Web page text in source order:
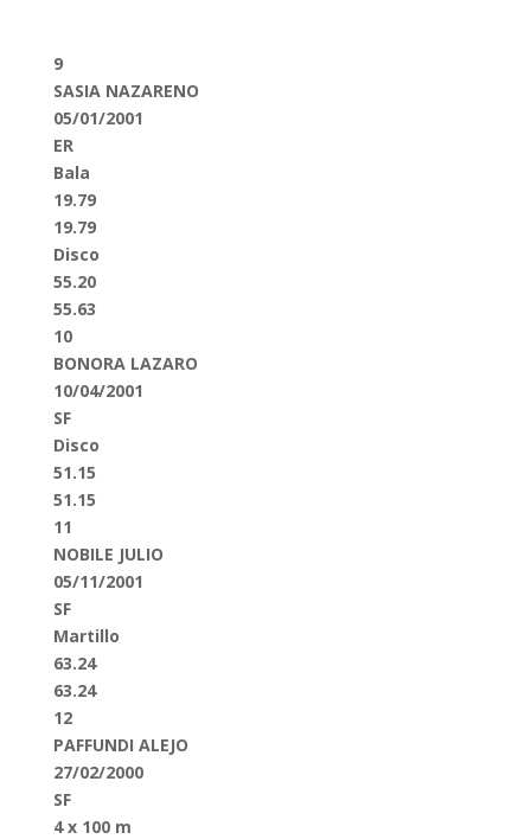
9
SASIA NAZARENO
05/01/2001
ER
Bala
19.79
19.79
Disco
55.20
55.63
10
BONORA LAZARO
10/04/2001
SF
Disco
51.15
51.15
11
NOBILE JULIO
05/11/2001
SF
Martillo
63.24
63.24
12
PAFFUNDI ALEJO
27/02/2000
SF
4 x 100 m